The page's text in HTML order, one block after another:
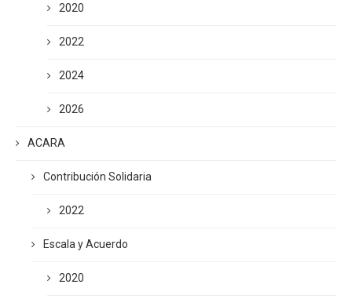
2020
2022
2024
2026
ACARA
Contribución Solidaria
2022
Escala y Acuerdo
2020